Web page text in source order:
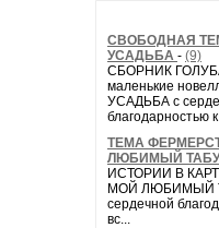
СВОБОДНАЯ
УСАДЬБА - (9)
СБОРНИК
маленькие
УСАДЬБА с
благодарностью
ТЕМА
ЛЮБИМЫЙ
ИСТОРИИ В
МОЙ ЛЮБИМЫЙ
сердечной
вс...